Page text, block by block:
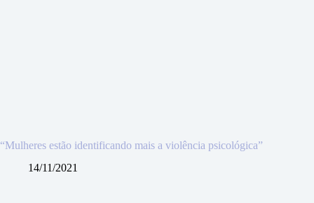
“Mulheres estão identificando mais a violência psicológica”
14/11/2021